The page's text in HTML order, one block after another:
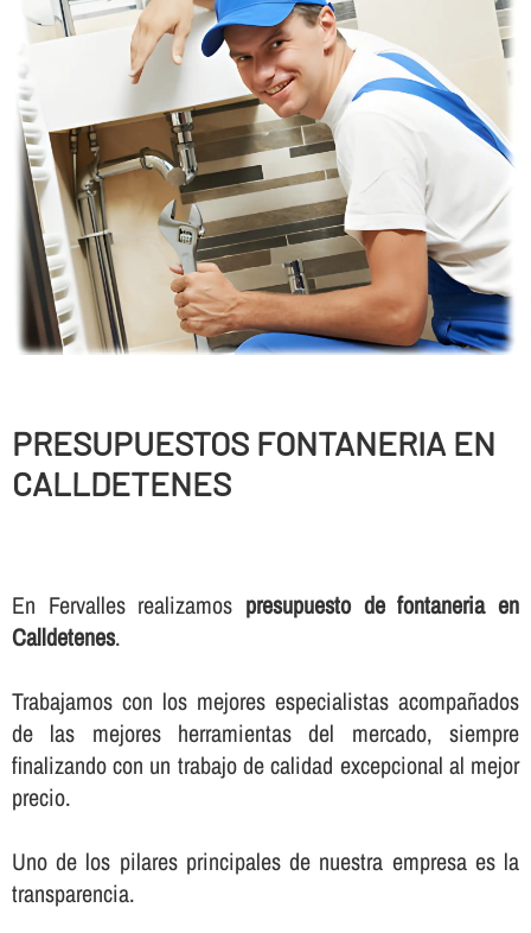
PRESUPUESTOS FONTANERIA EN
CALLDETENES
En Fervalles realizamos presupuesto de fontaneria en
Calldetenes.
Trabajamos con los mejores especialistas acompañados
de las mejores herramientas del mercado, siempre
finalizando con un trabajo de calidad excepcional al mejor
precio.
Uno de los pilares principales de nuestra empresa es la
transparencia.